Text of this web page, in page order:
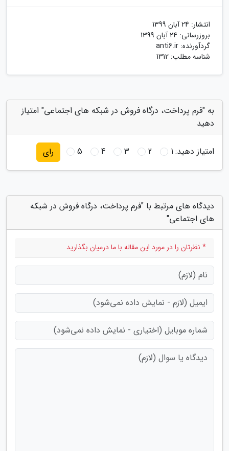
انتشار: 24 آبان 1399
بروزرسانی: 24 آبان 1399
گردآورنده: anti6.ir
شناسه مطلب: 1312
به "فرم پرداخت، درگاه فروش در شبکه های اجتماعی" امتیاز
دهید
امتیاز دهید:1
2
3
4
5 رای
دیدگاه های مرتبط با "فرم پرداخت، درگاه فروش در شبکه
های اجتماعی"
* نظرتان را در مورد این مقاله با ما درمیان بگذارید